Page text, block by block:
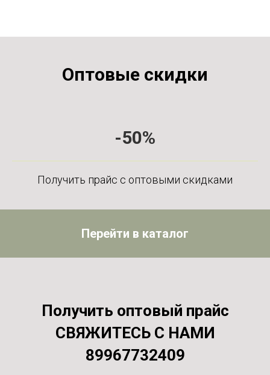
Оптовые скидки
-50%
Получить прайс с оптовыми скидками
Перейти в каталог
Получить оптовый прайс
СВЯЖИТЕСЬ С НАМИ
89967732409